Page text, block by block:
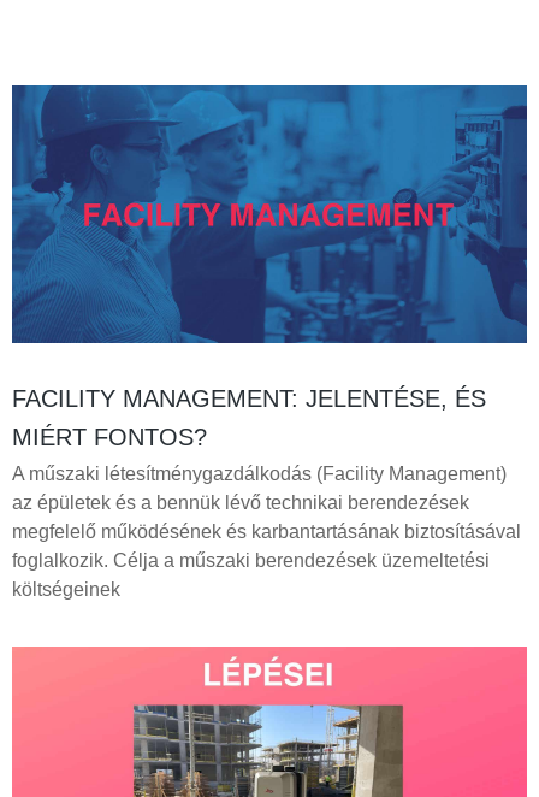
FACILITY MANAGEMENT: JELENTÉSE, ÉS
MIÉRT FONTOS?
A műszaki létesítménygazdálkodás (Facility Management)
az épületek és a bennük lévő technikai berendezések
megfelelő működésének és karbantartásának biztosításával
foglalkozik. Célja a műszaki berendezések üzemeltetési
költségeinek